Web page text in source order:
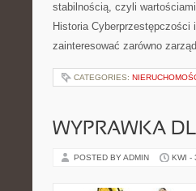
stabilnością, czyli
Historia
zainteresować zarówno
CATEGORIES:
WYPRAWKA
POSTED BY ADMIN KWI -